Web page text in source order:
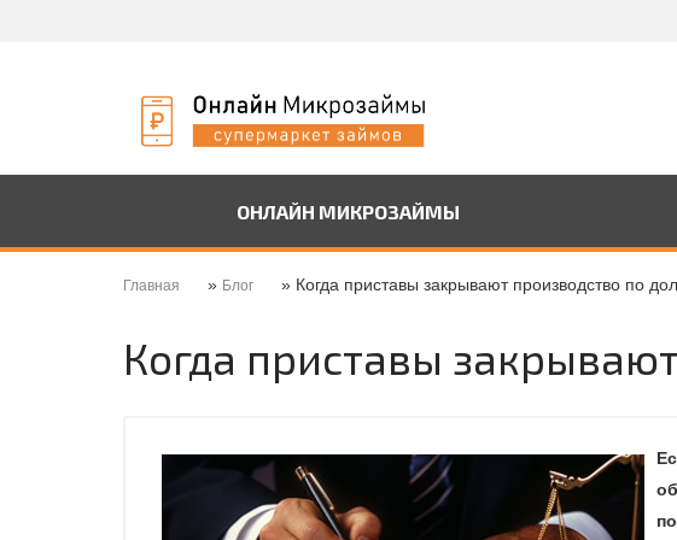
ОНЛАЙН МИКРОЗАЙМЫ
Главная » Блог » Когда приставы закрывают производство по
Когда приставы